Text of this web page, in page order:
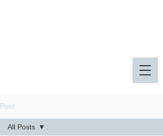
Post
All Posts